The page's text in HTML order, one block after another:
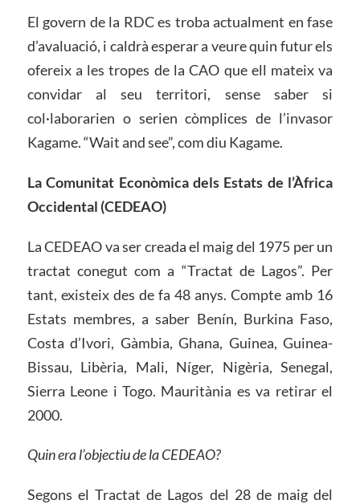
El govern de la RDC es troba actualment en fase
d’avaluació, i caldrà esperar a veure quin futur els
ofereix a les tropes de la CAO que ell mateix va
convidar al seu territori, sense saber si
col·laborarien o serien còmplices de l’invasor
Kagame. “Wait and see”, com diu Kagame.
La Comunitat Econòmica dels Estats de l’Àfrica
Occidental (CEDEAO)
La CEDEAO va ser creada el maig del 1975 per un
tractat conegut com a “Tractat de Lagos”. Per
tant, existeix des de fa 48 anys. Compte amb 16
Estats membres, a saber Benín, Burkina Faso,
Costa d’Ivori, Gàmbia, Ghana, Guinea, Guinea-
Bissau, Libèria, Mali, Níger, Nigèria, Senegal,
Sierra Leone i Togo. Mauritània es va retirar el
2000.
Quin era l’objectiu de la CEDEAO?
Segons el Tractat de Lagos del 28 de maig del